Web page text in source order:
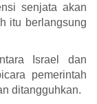
senjata akan
itu berlangsung
Israel dan
pemerintah
ditangguhkan.